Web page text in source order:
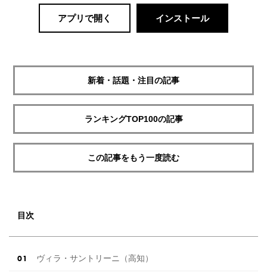
アプリで開く インストール
新着・話題・注目の記事
ランキングTOP100の記事
この記事をもう一度読む
目次
ヴィラ・サントリーニ（高知）